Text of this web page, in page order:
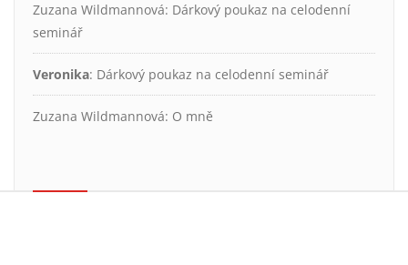
Zuzana Wildmannová: Dárkový poukaz na celodenní
seminář
Veronika: Dárkový poukaz na celodenní seminář
Zuzana Wildmannová: O mně